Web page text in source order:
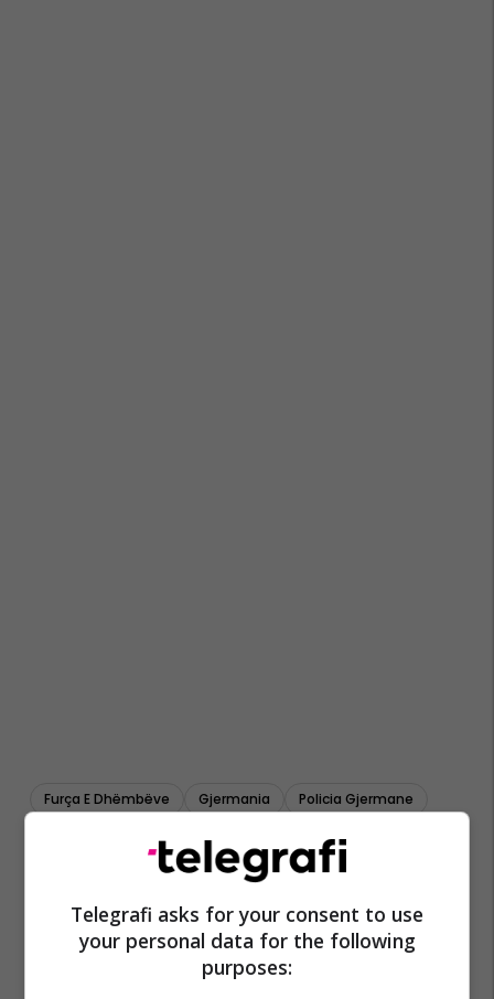
Furça E Dhëmbëve Gjermania
Policia Gjermane
Telegrafi asks for your consent to use
your personal data for the following
purposes: